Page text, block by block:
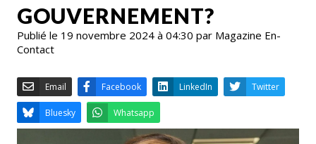
GOUVERNEMENT?
Publié le 19 novembre 2024 à 04:30 par Magazine En-
Contact